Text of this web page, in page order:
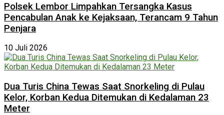
Polsek Lembor Limpahkan Tersangka Kasus
Pencabulan Anak ke Kejaksaan, Terancam 9 Tahun
Penjara
10 Juli 2026
Dua Turis China Tewas Saat Snorkeling di Pulau
Kelor, Korban Kedua Ditemukan di Kedalaman 23
Meter